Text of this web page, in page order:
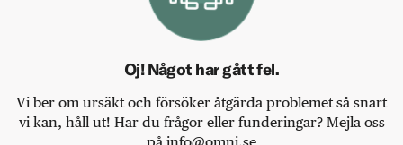
Oj! Något har gått fel.
Vi ber om ursäkt och försöker åtgärda problemet så snart
vi kan, håll ut! Har du frågor eller funderingar? Mejla oss